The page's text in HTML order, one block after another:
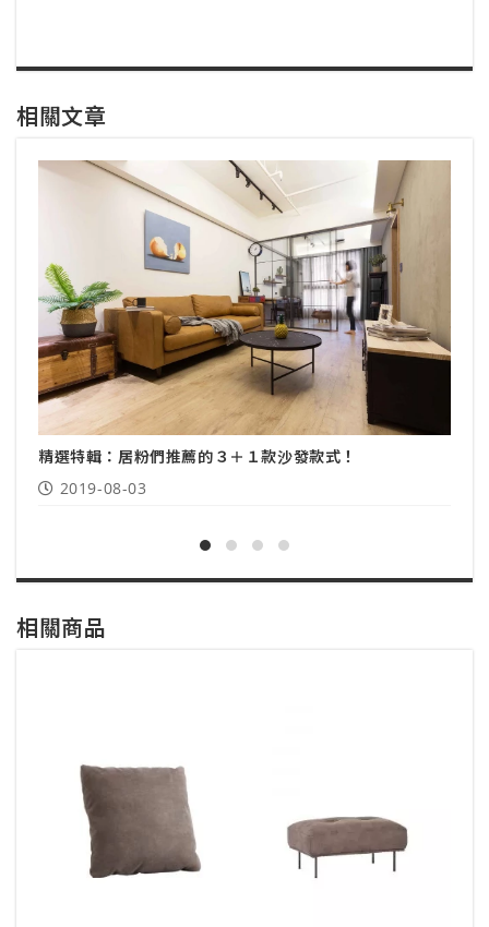
相關文章
精選特輯：居粉們推薦的３＋１款沙發款式！
2019-08-03
相關商品